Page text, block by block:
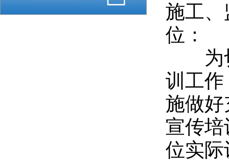
施工
位：
为切
训工
施做
宣传
位实